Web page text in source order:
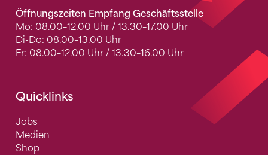
Öffnungszeiten Empfang Geschäftsstelle
Mo: 08.00–12.00 Uhr / 13.30–17.00 Uhr
Di-Do: 08.00–13.00 Uhr
Fr: 08.00–12.00 Uhr / 13.30–16.00 Uhr
Quicklinks
Jobs
Medien
Shop